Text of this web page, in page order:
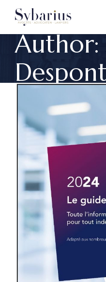
content